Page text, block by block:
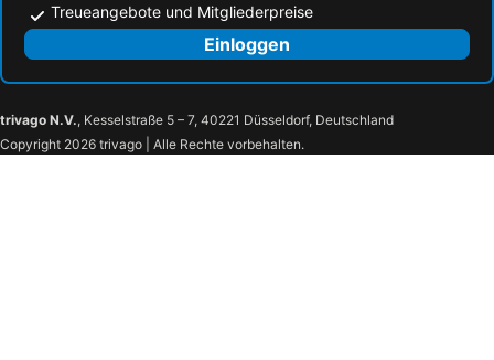
Treueangebote und Mitgliederpreise
Einloggen
trivago N.V., Kesselstraße 5 – 7, 40221 Düsseldorf, Deutschland
Copyright 2026 trivago | Alle Rechte vorbehalten.